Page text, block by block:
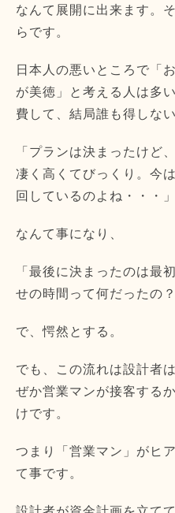
なんて展開に出来ます。
らです。
日本人の悪いところで「
が美徳」と考える人は多
費して、結局誰も得しな
「プランは決まったけど
凄く高くてびっくり。今
回しているのよね・・・」
なんて事になり、
「最後に決まったのは最
せの時間って何だったの？
で、愕然とする。
でも、この流れは設計者
ぜか営業マンが接客する
けです。
つまり「営業マン」がヒ
て事です。